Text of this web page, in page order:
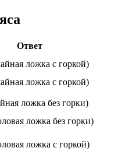
Ответ
ложка с горкой)
ложка с горкой)
ложка без горки)
ложка без горки)
ложка с горкой)